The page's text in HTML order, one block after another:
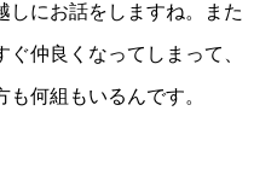
しにお話をしますね。また
仲良くなってしまって、
何組もいるんです。